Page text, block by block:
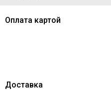
Оплата картой
Доставка